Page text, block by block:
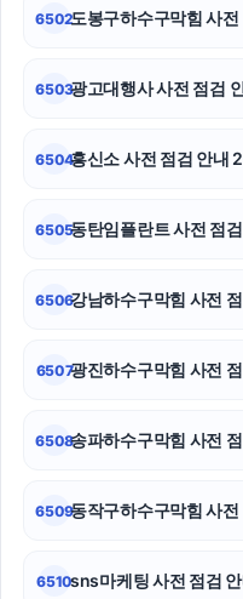
6502도봉구하수구막힘 사
6503광고대행사 사전 점검
6504흥신소 사전 점검 안
6505동탄임플란트 사전 점
6506강남하수구막힘 사전
6507광진하수구막힘 사전
6508송파하수구막힘 사전
6509동작구하수구막힘 사
6510sns마케팅 사전 점검